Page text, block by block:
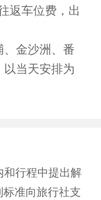
返车位费，出
金沙洲、番
当天安排为
行程中提出解
准向旅行社支